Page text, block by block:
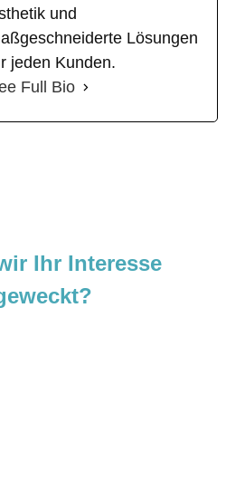
und
Lösungen
jeden Kunden.
Full Bio
Ihr Interesse